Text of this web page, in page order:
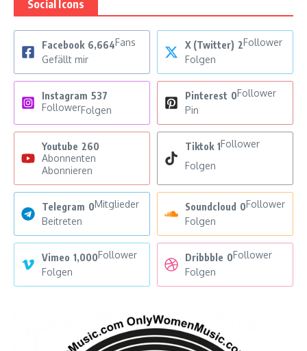
Social Icons
Facebook 6,664Fans
Gefällt mir
X (Twitter) 2Follower
Folgen
Instagram 537
FollowerFolgen
Pinterest 0Follower
Pin
Youtube 260
Abonnenten
Abonnieren
Tiktok 1Follower
Folgen
Telegram 0Mitglieder
Beitreten
Soundcloud 0Follower
Folgen
Vimeo 1,000Follower
Folgen
Dribbble 0Follower
Folgen